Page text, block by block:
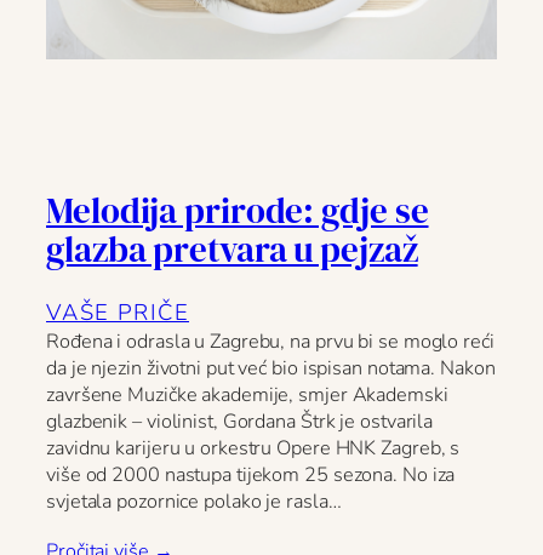
Melodija prirode: gdje se
glazba pretvara u pejzaž
VAŠE PRIČE
Rođena i odrasla u Zagrebu, na prvu bi se moglo reći
da je njezin životni put već bio ispisan notama. Nakon
završene Muzičke akademije, smjer Akademski
glazbenik – violinist, Gordana Štrk je ostvarila
zavidnu karijeru u orkestru Opere HNK Zagreb, s
više od 2000 nastupa tijekom 25 sezona. No iza
svjetala pozornice polako je rasla…